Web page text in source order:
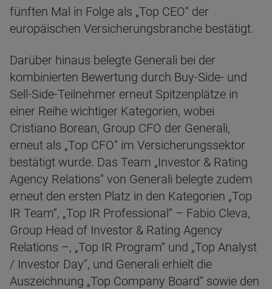
fünften Mal in Folge als „Top CEO“ der
europäischen Versicherungsbranche bestätigt.
Darüber hinaus belegte Generali bei der
kombinierten Bewertung durch Buy-Side- und
Sell-Side-Teilnehmer erneut Spitzenplätze in
einer Reihe wichtiger Kategorien, wobei
Cristiano Borean, Group CFO der Generali,
erneut als „Top CFO“ im Versicherungssektor
bestätigt wurde. Das Team „Investor & Rating
Agency Relations“ von Generali belegte zudem
erneut den ersten Platz in den Kategorien „Top
IR Team“, „Top IR Professional“ – Fabio Cleva,
Group Head of Investor & Rating Agency
Relations –, „Top IR Program“ und „Top Analyst
/ Investor Day“, und Generali erhielt die
Auszeichnung „Top Company Board“ sowie den